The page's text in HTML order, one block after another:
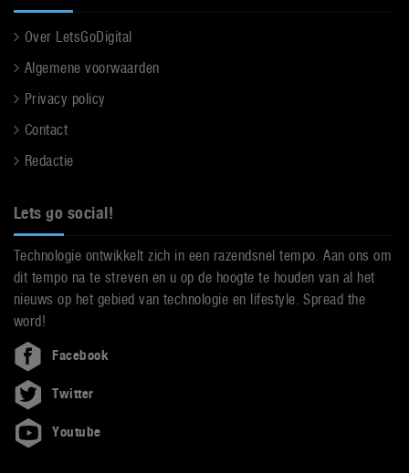
Over LetsGoDigital
Algemene voorwaarden
Privacy policy
Contact
Redactie
Lets go social!
Technologie ontwikkelt zich in een razendsnel tempo. Aan ons om
dit tempo na te streven en u op de hoogte te houden van al het
nieuws op het gebied van technologie en lifestyle. Spread the
word!
Facebook
Twitter
Youtube